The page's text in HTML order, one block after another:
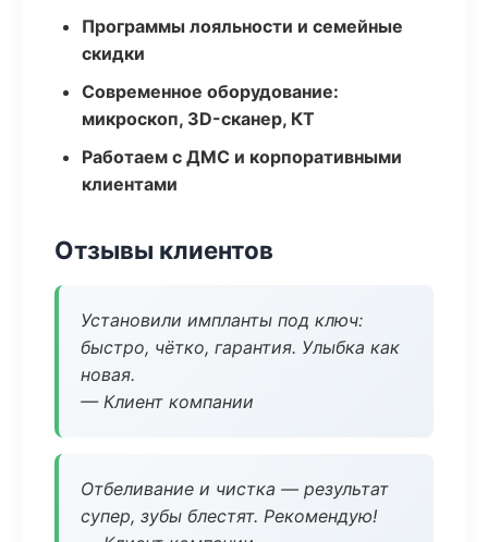
Программы лояльности и семейные
скидки
Современное оборудование:
микроскоп, 3D-сканер, КТ
Работаем с ДМС и корпоративными
клиентами
Отзывы клиентов
Установили импланты под ключ:
быстро, чётко, гарантия. Улыбка как
новая.
— Клиент компании
Отбеливание и чистка — результат
супер, зубы блестят. Рекомендую!